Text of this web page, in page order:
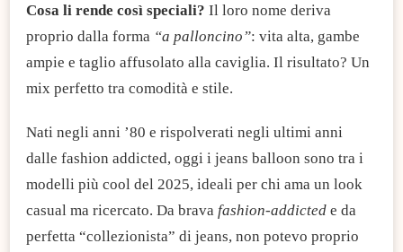
Cosa li rende così speciali? Il loro nome deriva
proprio dalla forma “a palloncino”: vita alta, gambe
ampie e taglio affusolato alla caviglia. Il risultato? Un
mix perfetto tra comodità e stile.
Nati negli anni ’80 e rispolverati negli ultimi anni
dalle fashion addicted, oggi i jeans balloon sono tra i
modelli più cool del 2025, ideali per chi ama un look
casual ma ricercato. Da brava fashion-addicted e da
perfetta “collezionista” di jeans, non potevo proprio